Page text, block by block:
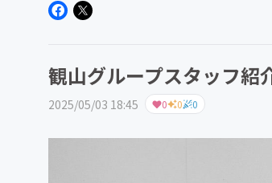
観山グループスタッフ
2025/05/03 18:45 0 0 0